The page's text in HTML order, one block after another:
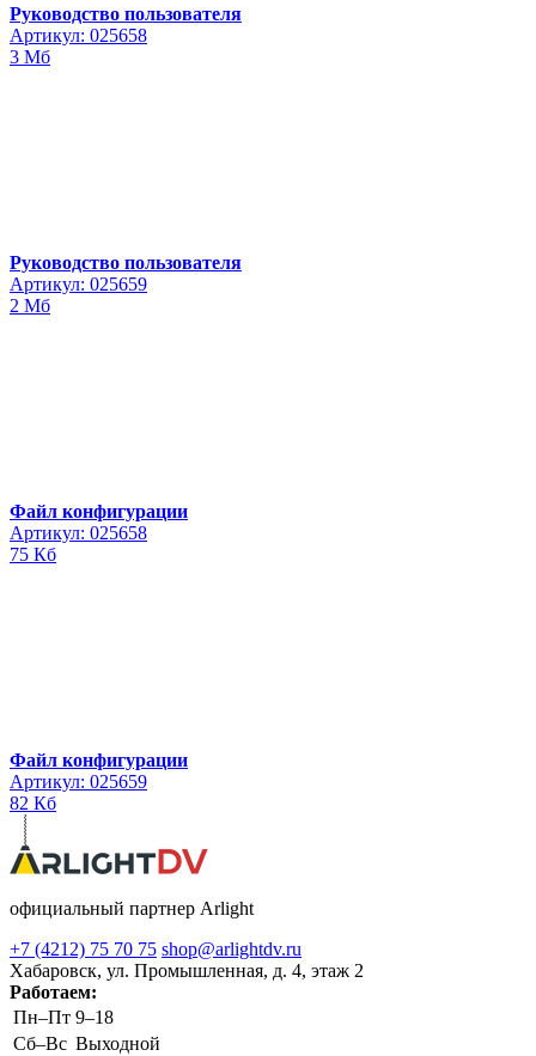
Руководство пользователя
Артикул: 025658
3 Мб
Руководство пользователя
Артикул: 025659
2 Мб
Файл конфигурации
Артикул: 025658
75 Кб
Файл конфигурации
Артикул: 025659
82 Кб
официальный партнер Arlight
+7 (4212) 75 70 75 shop@arlightdv.ru
Хабаровск, ул. Промышленная, д. 4, этаж 2
Работаем:
Пн–Пт 9–18
Cб–Вс Выходной